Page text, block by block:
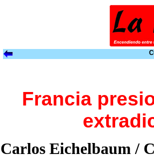
Francia
Carlos Eichelbaum /